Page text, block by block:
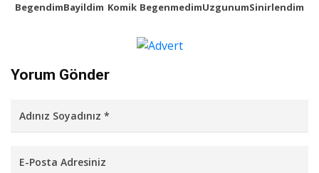
BegendimBayildim Komik BegenmedimUzgunumSinirlendim
Yorum Gönder